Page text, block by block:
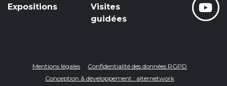
Expositions
Visites
guidées
Mentions légales
Confidentialité des données RGPD
Conception & développement : alternetwork